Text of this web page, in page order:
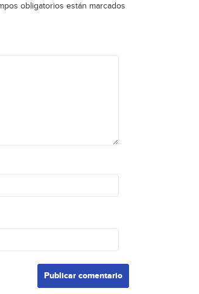
obligatorios están marcados